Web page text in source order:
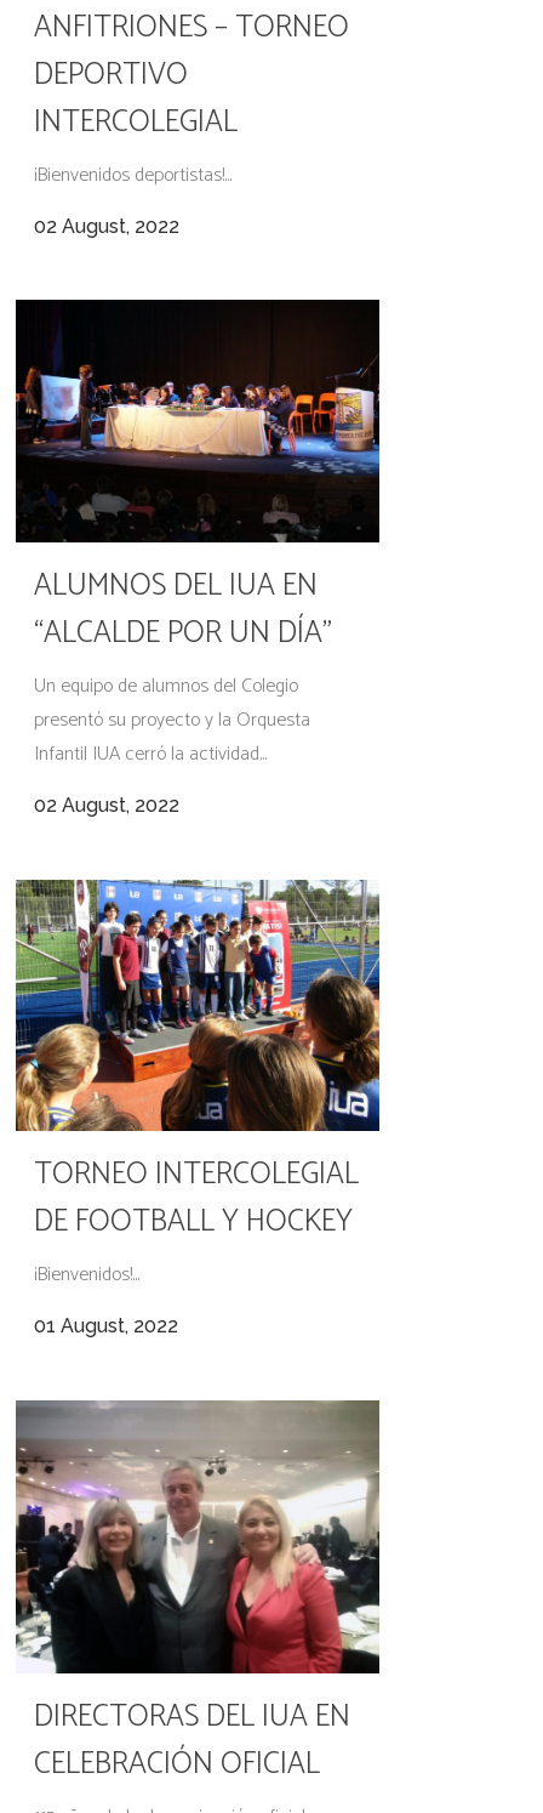
ANFITRIONES – TORNEO
DEPORTIVO
INTERCOLEGIAL
¡Bienvenidos deportistas!...
02 August, 2022
ALUMNOS DEL IUA EN
“ALCALDE POR UN DÍA”
Un equipo de alumnos del Colegio
presentó su proyecto y la Orquesta
Infantil IUA cerró la actividad...
02 August, 2022
TORNEO INTERCOLEGIAL
DE FOOTBALL Y HOCKEY
¡Bienvenidos!...
01 August, 2022
DIRECTORAS DEL IUA EN
CELEBRACIÓN OFICIAL